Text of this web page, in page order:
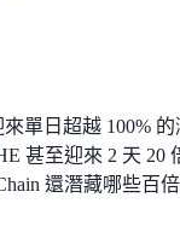
單日超越 100% 的
甚至迎來 2 天 20
還潛藏哪些百倍